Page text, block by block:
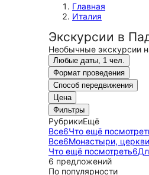
Главная
Италия
Экскурсии в
Необычные экскурсии
Любые даты, 1 чел.
Формат проведения
Способ передвижения
Цена
Фильтры
РубрикиЕщё
Все6Что ещё
Все6Монастыри,
Что ещё посмотреть6
6 предложений
По популярности